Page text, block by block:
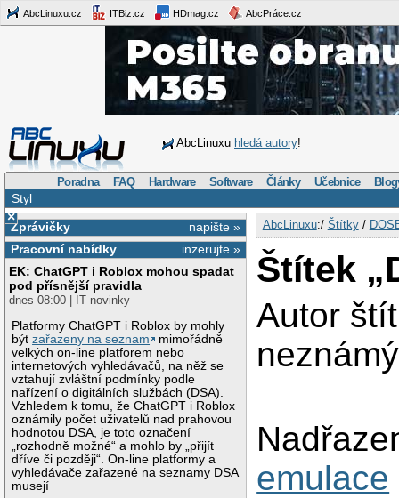
AbcLinuxu.cz ITBiz.cz HDmag.cz AbcPráce.cz
AbcLinuxu hledá autory!
Poradna FAQ Hardware Software Články Učebnice
Styl
×
napište »
Zprávičky
inzerujte »
Pracovní nabídky
EK: ChatGPT i Roblox mohou spadat
pod přísnější pravidla
dnes 08:00 | IT novinky
Platformy ChatGPT i Roblox by mohly
býtzařazeny na seznam
mimořádně
velkých on-line platforem nebo
internetových vyhledávačů, na něž se
vztahují zvláštní podmínky podle
nařízení o digitálních službách (DSA).
Vzhledem k tomu, že ChatGPT i Roblox
oznámily počet uživatelů nad prahovou
hodnotou DSA, je toto označení
„rozhodně možné“ a mohlo by „přijít
dříve či později“. On-line platformy a
vyhledávače zařazené na seznamy DSA
musejí
AbcLinuxu:/ Štítky/
Štítek
Autor
neznámý
emulace